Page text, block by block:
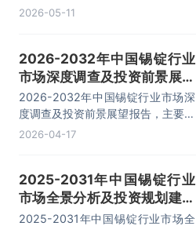
括行业市场竞争状况及市场格局解
容。
2026-05-11
2026-2032年中国锡锭行业
市场深度调查及投资前景展望
报告
2026-2032年中国锡锭行业市场深
度调查及投资前景展望报告，主要包
括行业产业链分析、重点企业发展分
2026-04-17
2025-2031年中国锡锭行业
市场全景分析及投资规划建议
报告
2025-2031年中国锡锭行业市场全